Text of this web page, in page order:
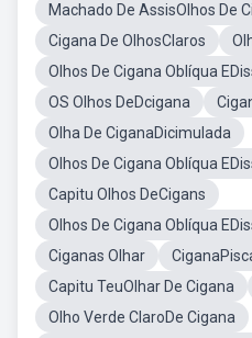
Machado De AssisOlhos De
Cigana De OlhosClaros
Olhos De Cigana Oblíqua
OS Olhos DeDcigana
Olha De CiganaDicimulada
Olhos De Cigana Oblíqua
Capitu Olhos DeCigans
Olhos De Cigana Oblíqua
Ciganas Olhar
Capitu TeuOlhar De Cigana
Olho Verde ClaroDe Cigana